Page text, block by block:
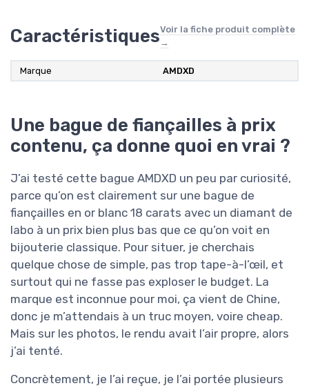
CaractéristiquesVoir la fiche produit complète
→
Marque AMDXD
Une bague de fiançailles à prix
contenu, ça donne quoi en vrai ?
J’ai testé cette bague AMDXD un peu par curiosité,
parce qu’on est clairement sur une bague de
fiançailles en or blanc 18 carats avec un diamant de
labo à un prix bien plus bas que ce qu’on voit en
bijouterie classique. Pour situer, je cherchais
quelque chose de simple, pas trop tape-à-l’œil, et
surtout qui ne fasse pas exploser le budget. La
marque est inconnue pour moi, ça vient de Chine,
donc je m’attendais à un truc moyen, voire cheap.
Mais sur les photos, le rendu avait l’air propre, alors
j’ai tenté.
Concrètement, je l’ai reçue, je l’ai portée plusieurs